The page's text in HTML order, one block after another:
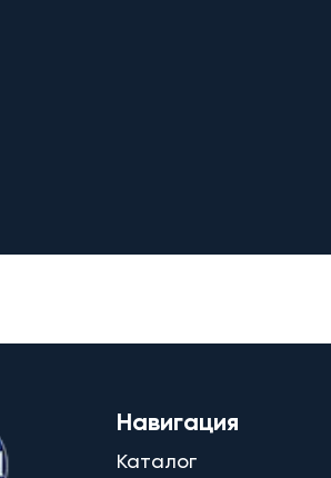
Навигация
Каталог